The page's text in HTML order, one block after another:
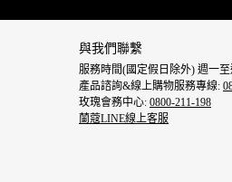
與我們聯繫
服務時間(國定假日除外) 週一至
產品諮詢&線上購物服務專線:
玫瑰會務中心: 0800-211-198
蘭蔻LINE線上客服